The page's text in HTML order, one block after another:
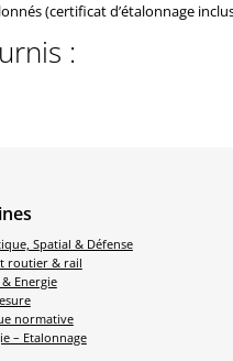
(certificat d’étalonnage
:
Spatial & Défense
routier & rail
Energie
normative
– Etalonnage